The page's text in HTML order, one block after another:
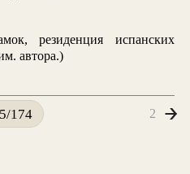
резиденция испанских
автора.)
174 2